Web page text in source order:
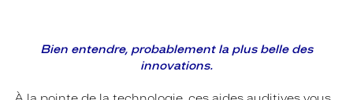
Bien entendre, probablement la plus belle des
innovations.